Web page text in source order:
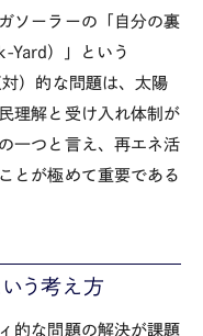
ソーラーの「自分の裏
Yard）」という
）的な問題は、太陽
理解と受け入れ体制が
一つと言え、再エネ活
とが極めて重要である
いう考え方
的な問題の解決が課題